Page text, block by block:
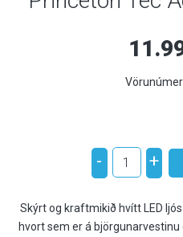
- +
Skýrt og kraftmikið hvítt LED
hvort sem er á